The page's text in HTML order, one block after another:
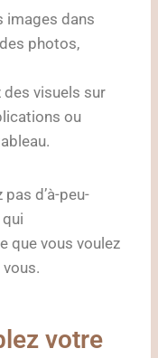
images dans
photos,
des visuels sur
ou
d’à-peu-
que vous voulez
votre